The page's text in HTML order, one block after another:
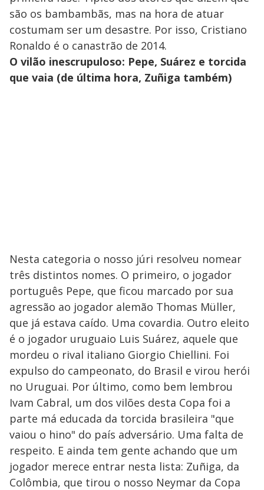
são os bambambãs, mas na hora de atuar
costumam ser um desastre. Por isso, Cristiano
Ronaldo é o canastrão de 2014.
O vilão inescrupuloso: Pepe, Suárez e torcida
que vaia (de última hora, Zuñiga também)
Nesta categoria o nosso júri resolveu nomear
três distintos nomes. O primeiro, o jogador
português Pepe, que ficou marcado por sua
agressão ao jogador alemão Thomas Müller,
que já estava caído. Uma covardia. Outro eleito
é o jogador uruguaio Luis Suárez, aquele que
mordeu o rival italiano Giorgio Chiellini. Foi
expulso do campeonato, do Brasil e virou herói
no Uruguai. Por último, como bem lembrou
Ivam Cabral, um dos vilões desta Copa foi a
parte má educada da torcida brasileira "que
vaiou o hino" do país adversário. Uma falta de
respeito. E ainda tem gente achando que um
jogador merece entrar nesta lista: Zuñiga, da
Colômbia, que tirou o nosso Neymar da Copa